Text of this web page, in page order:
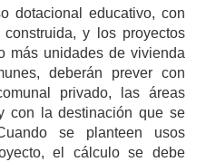
dotacional educativo, con
y los proyectos
más unidades de vivienda
deberán prever con
privado, las áreas
con la destinación que se
se planteen usos
el cálculo se debe